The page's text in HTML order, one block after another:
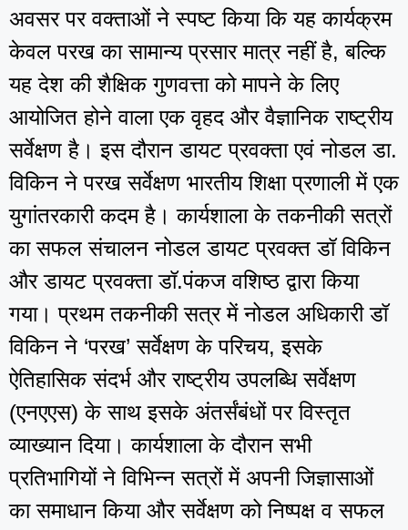
अवसर पर वक्ताओं ने स्पष्ट किया कि यह कार्यक्रम
केवल परख का सामान्य प्रसार मात्र नहीं है, बल्कि
यह देश की शैक्षिक गुणवत्ता को मापने के लिए
आयोजित होने वाला एक वृहद और वैज्ञानिक राष्ट्रीय
सर्वेक्षण है। इस दौरान डायट प्रवक्ता एवं नोडल डा.
विकिन ने परख सर्वेक्षण भारतीय शिक्षा प्रणाली में एक
युगांतरकारी कदम है। कार्यशाला के तकनीकी सत्रों
का सफल संचालन नोडल डायट प्रवक्त डॉ विकिन
और डायट प्रवक्ता डॉ.पंकज वशिष्ठ द्वारा किया
गया। प्रथम तकनीकी सत्र में नोडल अधिकारी डॉ
विकिन ने ‘परख’ सर्वेक्षण के परिचय, इसके
ऐतिहासिक संदर्भ और राष्ट्रीय उपलब्धि सर्वेक्षण
(एनएएस) के साथ इसके अंतर्संबंधों पर विस्तृत
व्याख्यान दिया। कार्यशाला के दौरान सभी
प्रतिभागियों ने विभिन्न सत्रों में अपनी जिज्ञासाओं
का समाधान किया और सर्वेक्षण को निष्पक्ष व सफल